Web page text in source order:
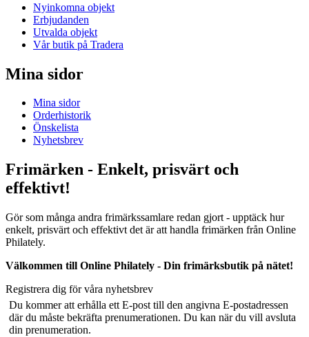
Nyinkomna objekt
Erbjudanden
Utvalda objekt
Vår butik på Tradera
Mina sidor
Mina sidor
Orderhistorik
Önskelista
Nyhetsbrev
Frimärken - Enkelt, prisvärt och
effektivt!
Gör som många andra frimärkssamlare redan gjort - upptäck hur
enkelt, prisvärt och effektivt det är att handla frimärken från Online
Philately.
Välkommen till Online Philately - Din frimärksbutik på nätet!
Registrera dig för våra nyhetsbrev
Du kommer att erhålla ett E-post till den angivna E-postadressen
där du måste bekräfta prenumerationen. Du kan när du vill avsluta
din prenumeration.